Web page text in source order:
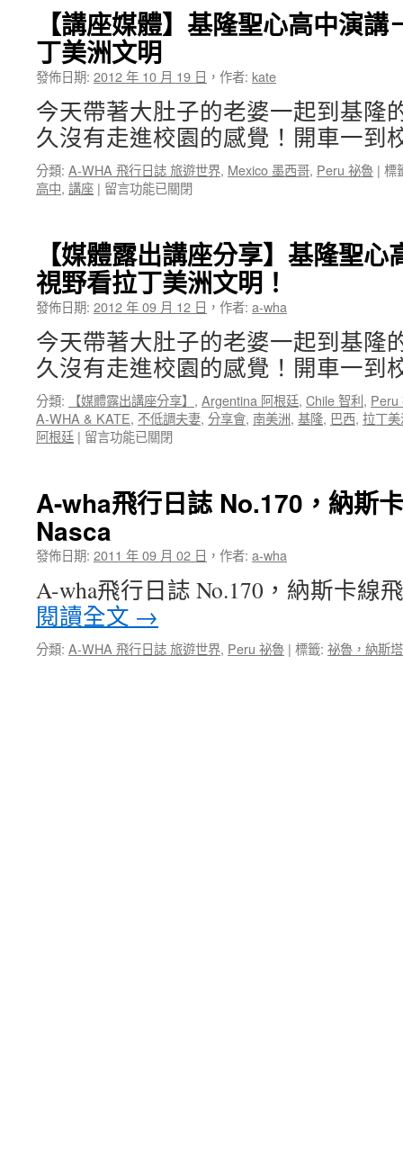
【講座媒體】基隆聖心高中演
丁美洲文明
發佈日期: 2012 年 10 月 19 日 ， 作者: kate
今天帶著大肚子的老婆一起到基隆
久沒有走進校園的感覺！開車一
分類: A-WHA 飛行日誌 旅遊世界, Mexico 墨西哥, Peru 祕魯 | 標
高中, 講座 | 在
媒
體】
基
隆
聖
心
高
中
演
講
－
從
視
野
看
拉
丁
美
洲
文
中
留言功能已關閉
【媒體露出講座分享】基隆聖
視野看拉丁美洲文明！
發佈日期: 2012 年 09 月 12 日 ， 作者: a-wha
今天帶著大肚子的老婆一起到基隆
久沒有走進校園的感覺！開車一
分類: 【媒體露出講座分享】 , Argentina 阿根廷, Chile 智利, Peru
A-WHA & KATE, 不低調夫妻, 分享會, 南美洲, 基隆, 巴西, 拉丁
阿根廷 | 在
出
講
座
分
享】
基
隆
聖
心
留言功能已關閉
A-wha飛行日誌 No.170，納斯
Nasca
發佈日期: 2011 年 09 月 02 日 ， 作者: a-wha
A-wha飛行日誌 No.170，納斯卡線
閱讀全文 →
分類: A-WHA 飛行日誌 旅遊世界, Peru 祕魯 | 標籤: 祕魯，納斯